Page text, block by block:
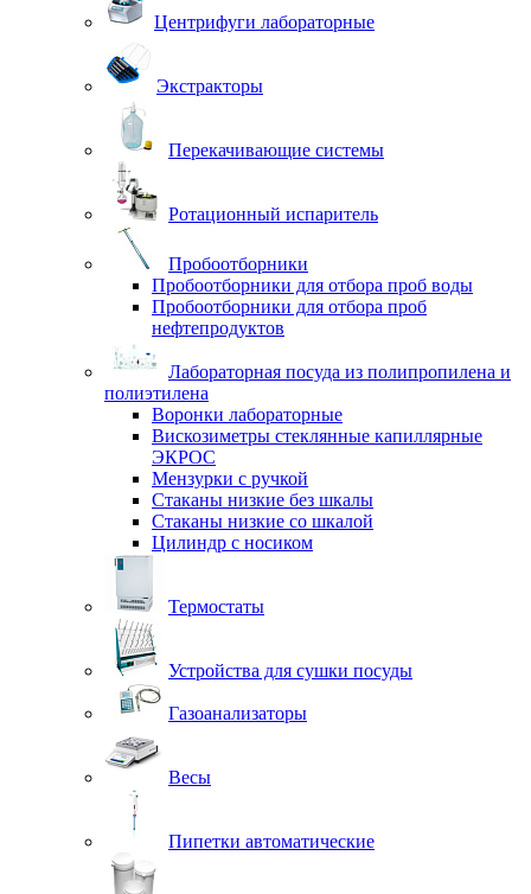
Центрифуги лабораторные
Экстракторы
Перекачивающие системы
Ротационный испаритель
Пробоотборники
Пробоотборники для отбора проб воды
Пробоотборники для отбора проб
нефтепродуктов
Лабораторная посуда из полипропилена и
полиэтилена
Воронки лабораторные
Вискозиметры стеклянные капиллярные
ЭКРОС
Мензурки с ручкой
Стаканы низкие без шкалы
Стаканы низкие со шкалой
Цилиндр с носиком
Термостаты
Устройства для сушки посуды
Газоанализаторы
Весы
Пипетки автоматические